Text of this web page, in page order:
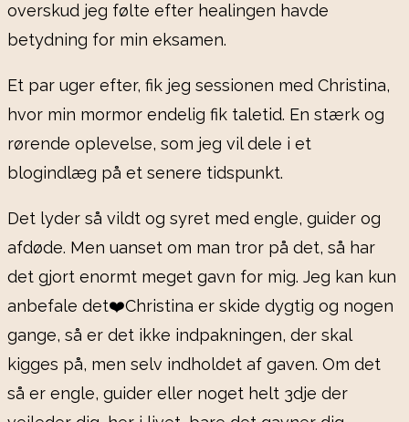
overskud jeg følte efter healingen havde
betydning for min eksamen.
Et par uger efter, fik jeg sessionen med Christina,
hvor min mormor endelig fik taletid. En stærk og
rørende oplevelse, som jeg vil dele i et
blogindlæg på et senere tidspunkt.
Det lyder så vildt og syret med engle, guider og
afdøde. Men uanset om man tror på det, så har
det gjort enormt meget gavn for mig. Jeg kan kun
anbefale det❤️Christina er skide dygtig og nogen
gange, så er det ikke indpakningen, der skal
kigges på, men selv indholdet af gaven. Om det
så er engle, guider eller noget helt 3dje der